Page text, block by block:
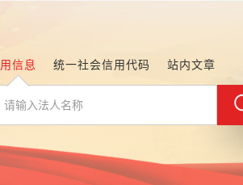
信息 统一社会信用代码 站内文章